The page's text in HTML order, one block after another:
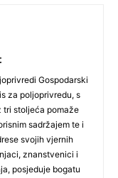
Gospodarski
za poljoprivredu, s
tri stoljeća pomaže
sadržajem te i
svojih vjernih
znanstvenici i
posjeduje bogatu